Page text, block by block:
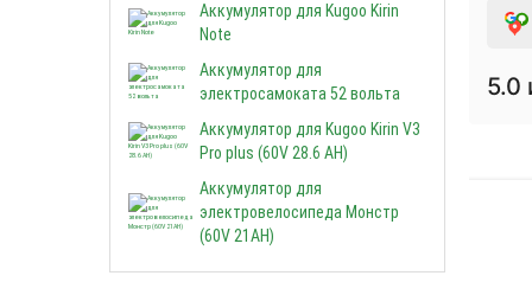
Аккумулятор для Kugoo Kirin
Note
Аккумулятор для
электросамоката 52 вольта
Аккумулятор для Kugoo Kirin V3
Pro plus (60V 28.6 AH)
Аккумулятор для
электровелосипеда Монстр
(60V 21AH)
5.0